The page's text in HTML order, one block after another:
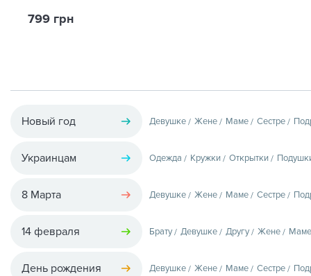
799 грн
Новый год Девушке Жене Маме Сестре
Украинцам Одежда Кружки Открытки
8 Марта Девушке Жене Маме Сестре
14 февраля Брату Девушке Другу Жене Маме
День рождения Девушке Жене Маме Сестре